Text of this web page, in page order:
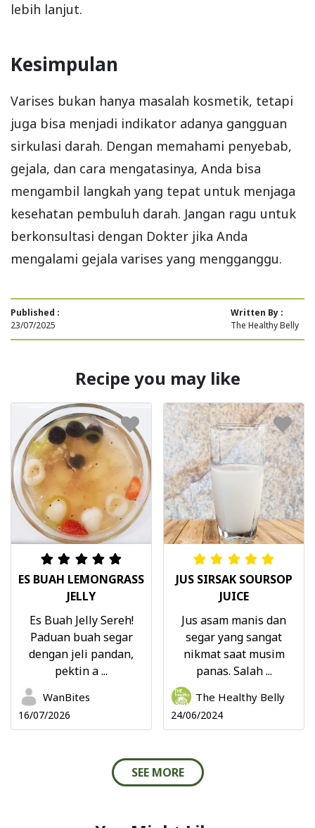
lebih lanjut.
Kesimpulan
Varises bukan hanya masalah kosmetik, tetapi
juga bisa menjadi indikator adanya gangguan
sirkulasi darah. Dengan memahami penyebab,
gejala, dan cara mengatasinya, Anda bisa
mengambil langkah yang tepat untuk menjaga
kesehatan pembuluh darah. Jangan ragu untuk
berkonsultasi dengan Dokter jika Anda
mengalami gejala varises yang mengganggu.
Published :
23/07/2025
Written By :
The Healthy Belly
Recipe you may like
ES BUAH LEMONGRASS
JELLY
Es Buah Jelly Sereh!
Paduan buah segar
dengan jeli pandan,
pektin a ...
WanBites
16/07/2026
JUS SIRSAK SOURSOP
JUICE
Jus asam manis dan
segar yang sangat
nikmat saat musim
panas. Salah ...
The Healthy Belly
24/06/2024
SEE MORE